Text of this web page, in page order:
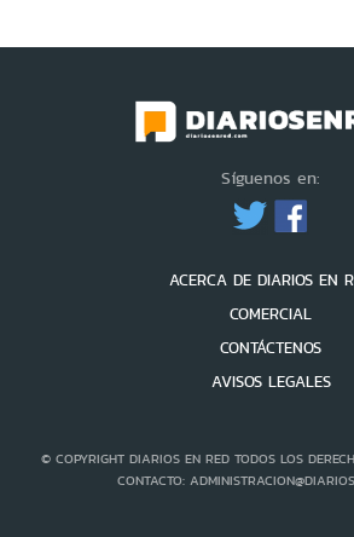
Síguenos en:
ACERCA DE DIARIOS EN
COMERCIAL
CONTÁCTENOS
AVISOS LEGALES
© COPYRIGHT DIARIOS EN RED TODOS LOS
CONTACTO: